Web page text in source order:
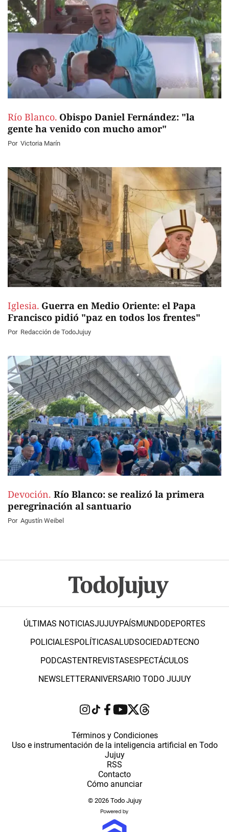
Río Blanco. Obispo Daniel Fernández: "la
gente ha venido con mucho amor"
Por Victoria Marín
Iglesia. Guerra en Medio Oriente: el Papa
Francisco pidió "paz en todos los frentes"
Por Redacción de TodoJujuy
Devoción. Río Blanco: se realizó la primera
peregrinación al santuario
Por Agustín Weibel
ÚLTIMAS NOTICIASJUJUYPAÍSMUNDODEPORTES
POLICIALESPOLÍTICASALUDSOCIEDADTECNO
PODCASTENTREVISTASESPECTÁCULOS
NEWSLETTERANIVERSARIO TODO JUJUY
Términos y Condiciones
Uso e instrumentación de la inteligencia artificial en Todo
Jujuy
RSS
Contacto
Cómo anunciar
© 2026 Todo Jujuy